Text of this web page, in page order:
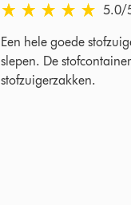
5.0 sterren van 5 van5.0/
Een hele goede
slepen. De
stofzuigerzakken.